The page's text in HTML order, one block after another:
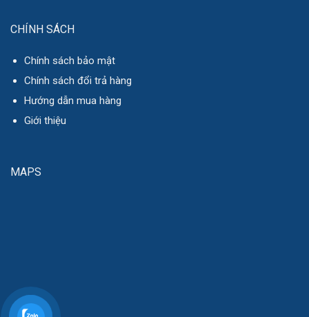
CHÍNH SÁCH
Chính sách bảo mật
Chính sách đổi trả hàng
Hướng dẫn mua hàng
Giới thiệu
MAPS